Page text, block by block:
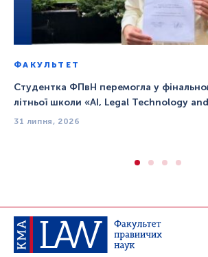
ФАКУЛЬТЕТ
Студентка ФПвН перемогла у
літньої школи «AI, Legal Technology
31 липня, 2026